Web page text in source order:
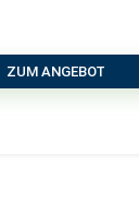
ZUM ANGEBOT